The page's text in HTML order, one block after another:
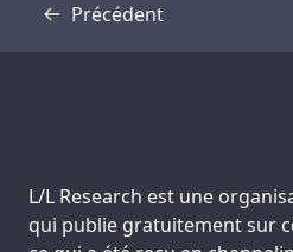
Précédent
Transcription
Support us:
L/L Research est une
qui publie gratuitement sur